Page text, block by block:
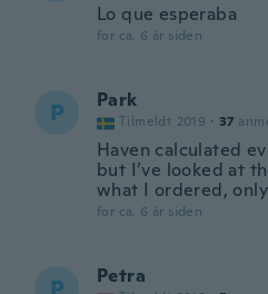
Lo que esperaba
for ca. 6 år siden
P Park
Tilmeldt 2019 · 37
Haven calculated
but I’ve looked at
what I ordered,
for ca. 6 år siden
Petra